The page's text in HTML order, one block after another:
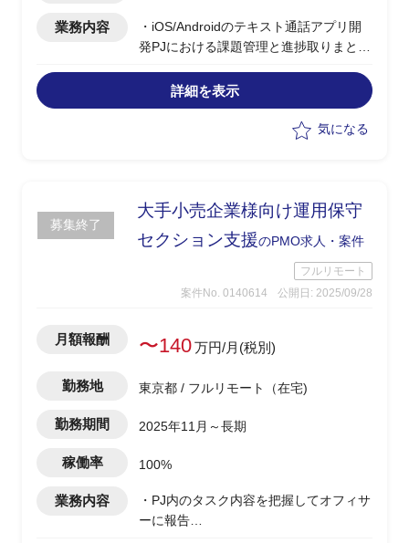
業務内容
・iOS/Androidのテキスト通話アプリ開
発PJにおける課題管理と進捗取りまとめ
優先順位付けと工程管理
・週次定例のファシリテーションとリモ
詳細を表示
気になる
募集終了
大手小売企業様向け運用保守
セクション支援のPMO求人・案件
フルリモート
案件No. 0140614
公開日: 2025/09/28
月額報酬 〜140万円/月(税別)
勤務地 東京都 / フルリモート（在宅)
勤務期間 2025年11月～長期
稼働率 100%
業務内容
・PJ内のタスク内容を把握してオフィサ
ーに報告